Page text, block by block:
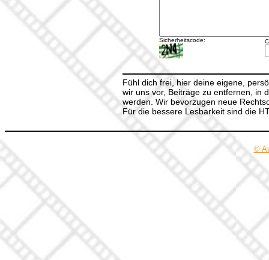
Sicherheitscode:
Fühl dich frei, hier deine eigene,
wir uns vor, Beiträge zu entfernen, in
werden. Wir bevorzugen neue
Für die bessere Lesbarkeit sind die
©